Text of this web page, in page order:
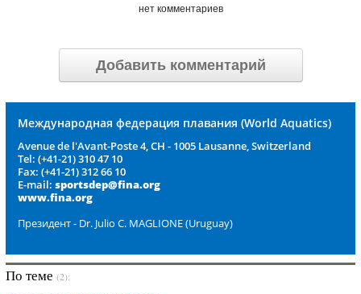
нет комментариев
Добавить комментарий
Международная федерация плавания (World Aquatics)
Avenue de l'Avant-Poste 4, CH - 1005 Lausanne, Switzerland
Tel: (+41-21) 310 47 10
Fax: (+41-21) 312 66 10
E-mail: sportsdep@fina.org
www.fina.org
Президент - Dr. Julio C. MAGLIONE (Uruguay)
По теме (2):